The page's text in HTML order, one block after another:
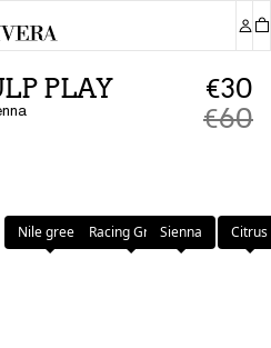
PLAY
€30
€60
Nile green Racing GreenSienna Citrus